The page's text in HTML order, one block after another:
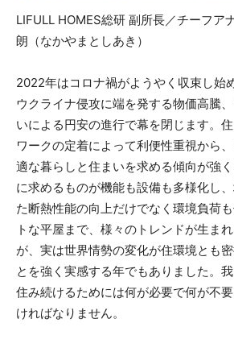
LIFULL HOMES総研 副所長／チーフ
朗（なかやまとしあき）
2022年はコロナ禍がようやく収束し始
ウクライナ侵攻に端を発する物価高騰
いによる円安の進行で幕を閉じます。
ワークの定着によって利便性重視から
適な暮らしと住まいを求める傾向が強
に求めるものが機能も設備も多様化し
た断熱性能の向上だけでなく環境負荷
トな平屋まで、様々のトレンドが生ま
が、実は世界情勢の変化が住環境とも
とを強く実感する年でもありました。
住み続けるためには何が必要で何が不
ければなりません。